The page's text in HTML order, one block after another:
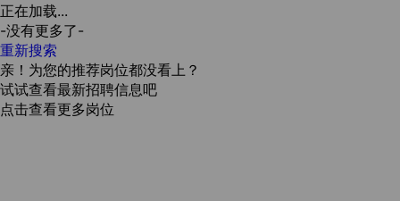
正在加载...
-没有更多了-
重新搜索
亲！为您的推荐岗位都没看上？
试试查看最新招聘信息吧
点击查看更多岗位